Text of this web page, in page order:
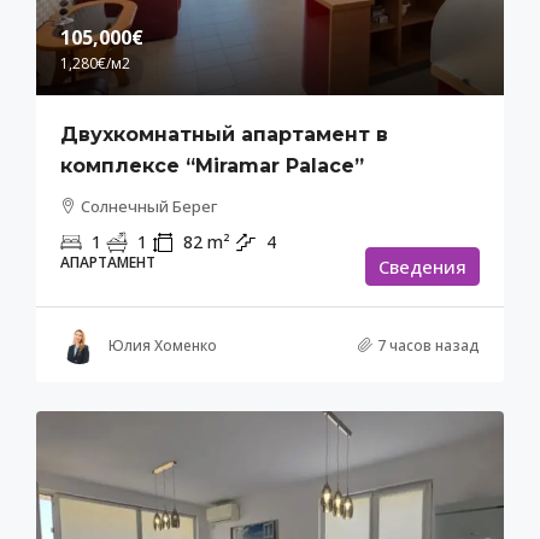
105,000€
1,280€/м2
Двухкомнатный апартамент в
комплексе “Miramar Palace”
Солнечный Берег
1 1 82 m² 4
АПАРТАМЕНТ Cведения
Юлия Хоменко 7 часов назад